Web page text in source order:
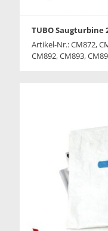
TUBO Saugturbine
Artikel-Nr.: CM872,
CM892, CM893,